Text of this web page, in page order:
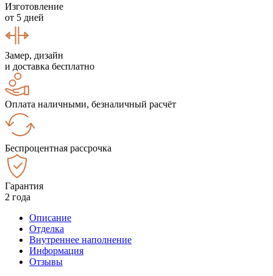
Изготовление
от 5 дней
Замер, дизайн
и доставка бесплатно
Оплата наличными, безналичный расчёт
Беспроцентная рассрочка
Гарантия
2 года
Описание
Отделка
Внутреннее наполнение
Информация
Отзывы